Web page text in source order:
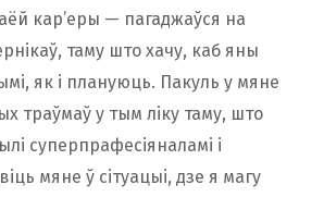
кар’еры — пагаджаўся на
таму што хачу, каб яны
як і плануюць. Пакуль у мяне
траўмаў у тым ліку таму, што
суперпрафесіяналамі і
мяне ў сітуацыі, дзе я магу